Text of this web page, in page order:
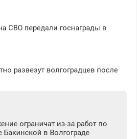
СВО передали госнаграды в
развезут волгоградцев после
ограничат из-за работ по
Бакинской в Волгограде